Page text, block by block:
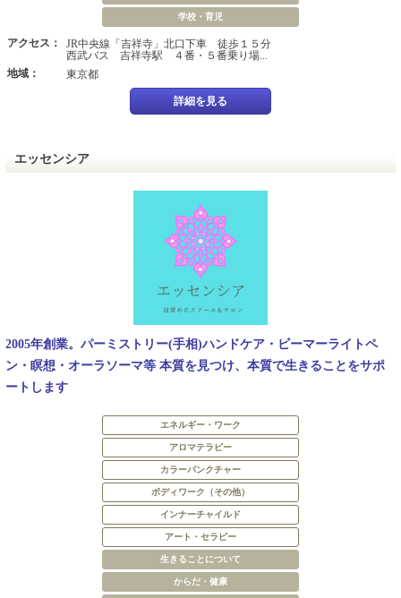
学校・育児
アクセス：
JR中央線「吉祥寺」北口下車 徒歩１５分
西武バス 吉祥寺駅 ４番・５番乗り場...
地域：
東京都
詳細を見る
エッセンシア
2005年創業。パーミストリー(手相)ハンドケア・ビーマーライトペ
ン・瞑想・オーラソーマ等 本質を見つけ、本質で生きることをサポ
ートします
エネルギー・ワーク
アロマテラピー
カラーパンクチャー
ボディワーク（その他）
インナーチャイルド
アート・セラピー
生きることについて
からだ・健康